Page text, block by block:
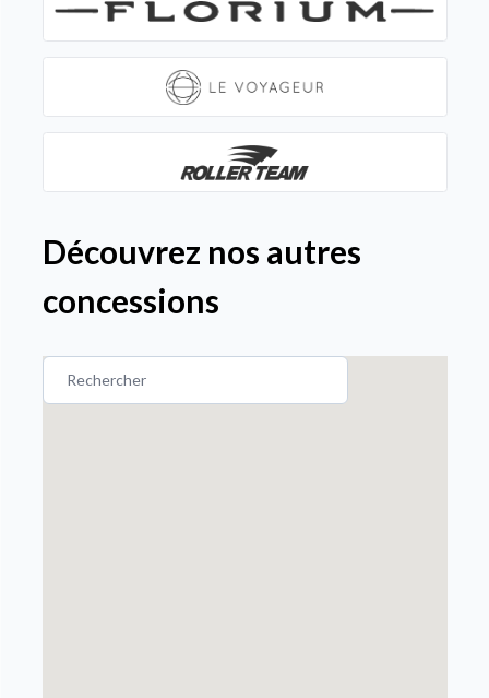
Découvrez nos autres
concessions